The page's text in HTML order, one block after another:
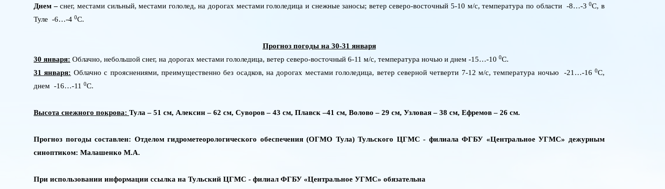
Днем –снег, местами сильный, местами гололед, на дорогах местами гололедица и снежные заносы; ветер северо-восточный 5-10 м/с, температура по области -8…-30C, в
Туле -6…-4 0C.
Прогноз погоды на 30-31 января
30 января: Облачно, небольшой снег, на дорогах местами гололедица, ветер северо-восточный 6-11 м/с, температура ночью и днем -15…-10 0C.
31 января: Облачно с прояснениями, преимущественно без осадков, на дорогах местами гололедица, ветер северной четверти 7-12 м/с, температура ночью -21…-160C,
днем -16…-11 0C.
Высота снежного покрова: Тула – 51 см, Алексин – 62 см, Суворов – 43 см, Плавск –41 см, Волово – 29 см, Узловая – 38 см, Ефремов – 26 см.
Прогноз погоды составлен: Отделом гидрометеорологического обеспечения (ОГМО Тула) Тульского ЦГМС - филиала ФГБУ «Центральное УГМС» дежурным
синоптиком: Малашенко М.А.
При использовании информации ссылка на Тульский ЦГМС - филиал ФГБУ «Центральное УГМС» обязательна